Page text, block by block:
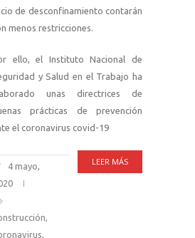
de desconfinamiento contarán
menos restricciones.
ello, el Instituto Nacional de
y Salud en el Trabajo ha
unas directrices de
prácticas de prevención
el coronavirus covid-19
LEER MÁS
4 mayo,